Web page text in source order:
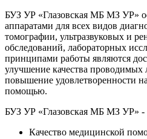
БУЗ УР «Глазовская МБ МЗ УР»
аппаратами для всех видов
томографии, ультразвуковых и
обследований, лабораторных
принципами работы являются
улучшение качества
повышение удовлетворенности
помощью.
БУЗ УР «Глазовская МБ МЗ УР» -
Качество медицинской